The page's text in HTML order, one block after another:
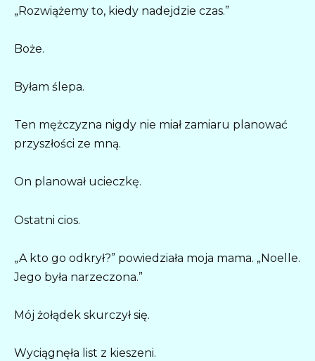
„Rozwiążemy to, kiedy nadejdzie czas.”
Boże.
Byłam ślepa.
Ten mężczyzna nigdy nie miał zamiaru planować
przyszłości ze mną.
On planował ucieczkę.
Ostatni cios.
„A kto go odkrył?” powiedziała moja mama. „Noelle.
Jego była narzeczona.”
Mój żołądek skurczył się.
Wyciągnęła list z kieszeni.